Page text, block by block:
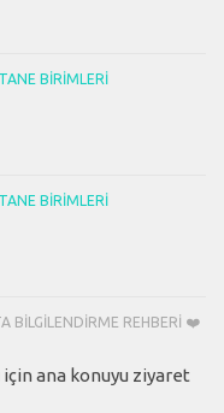
BIRIMLERI
BIRIMLERI
BILGILENDIRME REHBERI ❤️
ana konuyu ziyaret